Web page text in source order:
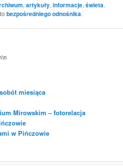
,artykuły,informacje,świeta.
bezpośredniego odnośnika.
miesiąca
Mirowskim – fotorelacja
w Pińczowie